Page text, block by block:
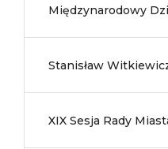
Międzynarodowy
Stanisław
XIX Sesja Rady